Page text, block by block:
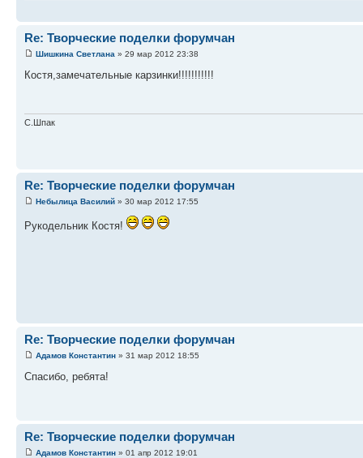
Re: Творческие поделки форумчан
Шишкина Светлана » 29 мар 2012 23:38
Костя,замечательные карзинки!!!!!!!!!!!
С.Шпак
Re: Творческие поделки форумчан
Небылица Василий » 30 мар 2012 17:55
Рукодельник Костя!
Re: Творческие поделки форумчан
Адамов Константин » 31 мар 2012 18:55
Спасибо, ребята!
Re: Творческие поделки форумчан
Адамов Константин » 01 апр 2012 19:01